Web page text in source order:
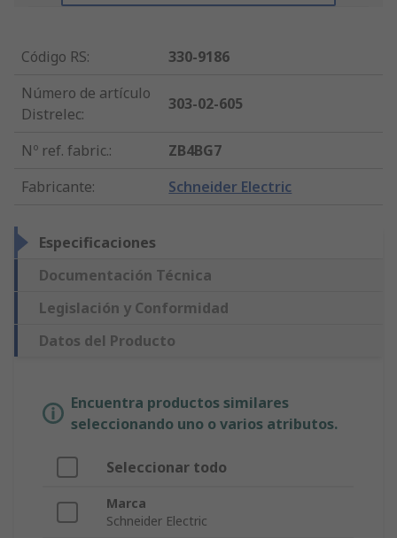
Código RS:
330-9186
Número de artículo
Distrelec:
303-02-605
Nº ref. fabric.:
ZB4BG7
Fabricante: Schneider Electric
Especificaciones
Documentación Técnica
Legislación y Conformidad
Datos del Producto
Encuentra productos similares
seleccionando uno o varios atributos.
Seleccionar todo
Marca
Schneider Electric